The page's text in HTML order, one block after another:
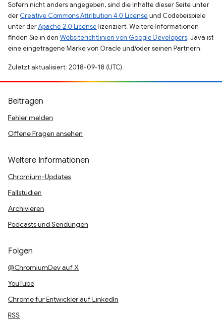
Sofern nicht anders angegeben, sind die Inhalte dieser Seite unter
der Creative Commons Attribution 4.0 Licenseund Codebeispiele
unter derApache 2.0 Licenselizenziert. Weitere Informationen
finden Sie in den Websiterichtlinien von Google Developers. Java ist
eine eingetragene Marke von Oracle und/oder seinen Partnern.
Zuletzt aktualisiert: 2018-09-18 (UTC).
Beitragen
Fehler melden
Offene Fragen ansehen
Weitere Informationen
Chromium-Updates
Fallstudien
Archivieren
Podcasts und Sendungen
Folgen
@ChromiumDev auf X
YouTube
Chrome für Entwickler auf LinkedIn
RSS